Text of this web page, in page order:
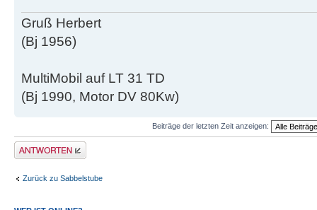
Gruß Herbert
(Bj 1956)
MultiMobil auf LT 31 TD
(Bj 1990, Motor DV 80Kw)
Beiträge der letzten Zeit anzeigen:
Antwort erstellen
Zurück zu Sabbelstube